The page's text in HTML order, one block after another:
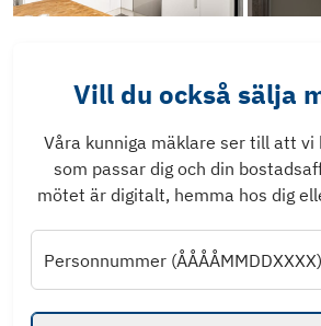
Vill du också sälja
Våra kunniga mäklare ser till att
som passar dig och din
mötet är digitalt, hemma hos dig
Personnummer (ÅÅÅÅMMDDXXXX)